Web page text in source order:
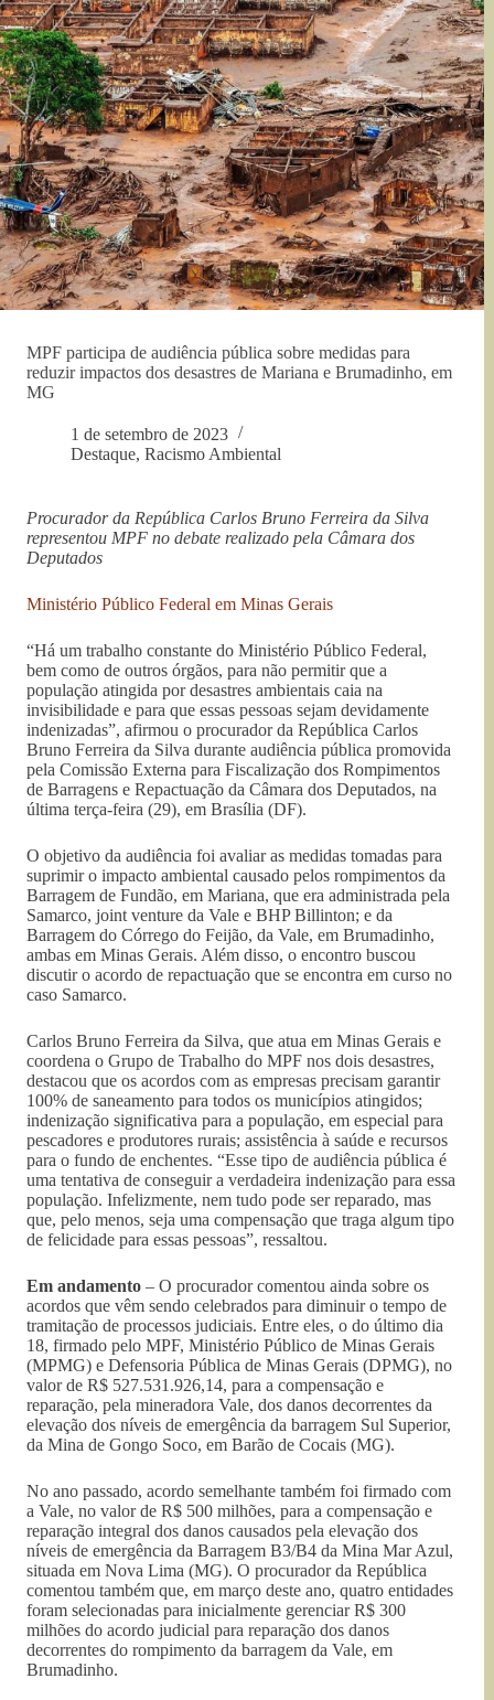
MPF participa de audiência pública sobre medidas para
reduzir impactos dos desastres de Mariana e Brumadinho, em
MG
1 de setembro de 2023
Destaque, Racismo Ambiental
Procurador da República Carlos Bruno Ferreira da Silva
representou MPF no debate realizado pela Câmara dos
Deputados
Ministério Público Federal em Minas Gerais
“Há um trabalho constante do Ministério Público Federal,
bem como de outros órgãos, para não permitir que a
população atingida por desastres ambientais caia na
invisibilidade e para que essas pessoas sejam devidamente
indenizadas”, afirmou o procurador da República Carlos
Bruno Ferreira da Silva durante audiência pública promovida
pela Comissão Externa para Fiscalização dos Rompimentos
de Barragens e Repactuação da Câmara dos Deputados, na
última terça-feira (29), em Brasília (DF).
O objetivo da audiência foi avaliar as medidas tomadas para
suprimir o impacto ambiental causado pelos rompimentos da
Barragem de Fundão, em Mariana, que era administrada pela
Samarco, joint venture da Vale e BHP Billinton; e da
Barragem do Córrego do Feijão, da Vale, em Brumadinho,
ambas em Minas Gerais. Além disso, o encontro buscou
discutir o acordo de repactuação que se encontra em curso no
caso Samarco.
Carlos Bruno Ferreira da Silva, que atua em Minas Gerais e
coordena o Grupo de Trabalho do MPF nos dois desastres,
destacou que os acordos com as empresas precisam garantir
100% de saneamento para todos os municípios atingidos;
indenização significativa para a população, em especial para
pescadores e produtores rurais; assistência à saúde e recursos
para o fundo de enchentes. “Esse tipo de audiência pública é
uma tentativa de conseguir a verdadeira indenização para essa
população. Infelizmente, nem tudo pode ser reparado, mas
que, pelo menos, seja uma compensação que traga algum tipo
de felicidade para essas pessoas”, ressaltou.
Em andamento – O procurador comentou ainda sobre os
acordos que vêm sendo celebrados para diminuir o tempo de
tramitação de processos judiciais. Entre eles, o do último dia
18, firmado pelo MPF, Ministério Público de Minas Gerais
(MPMG) e Defensoria Pública de Minas Gerais (DPMG), no
valor de R$ 527.531.926,14, para a compensação e
reparação, pela mineradora Vale, dos danos decorrentes da
elevação dos níveis de emergência da barragem Sul Superior,
da Mina de Gongo Soco, em Barão de Cocais (MG).
No ano passado, acordo semelhante também foi firmado com
a Vale, no valor de R$ 500 milhões, para a compensação e
reparação integral dos danos causados pela elevação dos
níveis de emergência da Barragem B3/B4 da Mina Mar Azul,
situada em Nova Lima (MG). O procurador da República
comentou também que, em março deste ano, quatro entidades
foram selecionadas para inicialmente gerenciar R$ 300
milhões do acordo judicial para reparação dos danos
decorrentes do rompimento da barragem da Vale, em
Brumadinho.